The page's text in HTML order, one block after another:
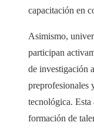
capacitación en
Asimismo,
participan
de investigación
preprofesionales
tecnológica.
formación de